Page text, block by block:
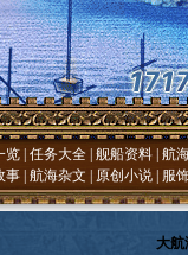
览 任务大全 舰船资料 航
事 航海杂文 原创小说 服
大